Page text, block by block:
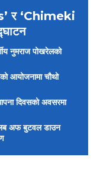
र ‘Chimeki
नुमराज पोखरेलको
आयोजनामा चौथो
दिवसको अवसरमा
अफ बुटवल डाउन